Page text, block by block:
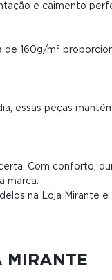
e caimento
160g/m²
essas peças
Com conforto,
marca.
na Loja Mirante
MIRANTE